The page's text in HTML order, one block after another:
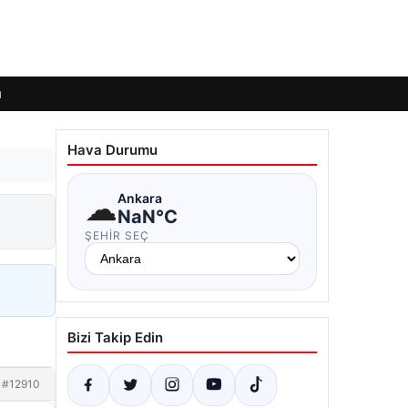
#12910
Hava Durumu
☁Ankara
NaN°C
ŞEHIR SEÇ
Bizi Takip Edin